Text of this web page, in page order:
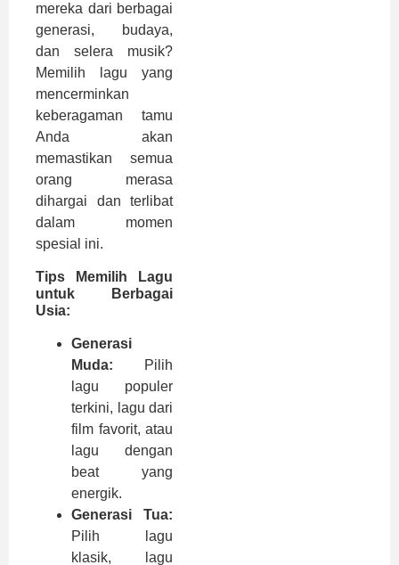
mereka dari berbagai
generasi, budaya,
dan selera musik?
Memilih lagu yang
mencerminkan
keberagaman tamu
Anda akan
memastikan semua
orang merasa
dihargai dan terlibat
dalam momen
spesial ini.
Tips Memilih Lagu
untuk Berbagai
Usia:
Generasi
Muda: Pilih
lagu populer
terkini, lagu dari
film favorit, atau
lagu dengan
beat yang
energik.
Generasi Tua:
Pilih lagu
klasik, lagu